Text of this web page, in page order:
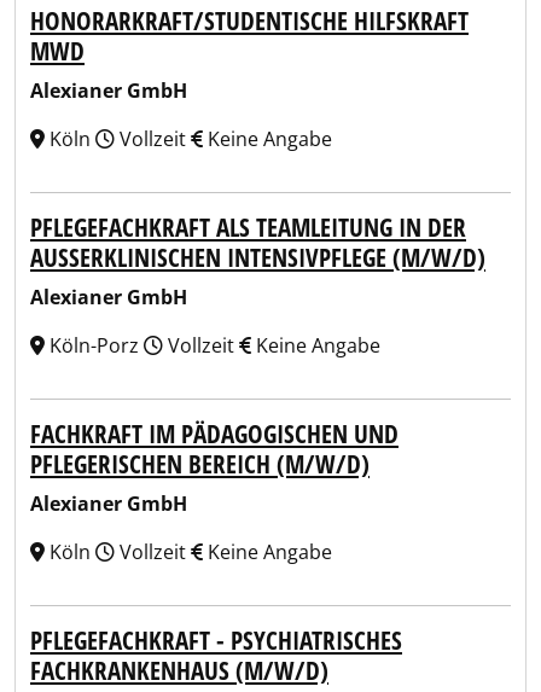
HONORARKRAFT/STUDENTISCHE HILFSKRAFT
MWD
Alexianer GmbH
Köln
Vollzeit Keine Angabe
PFLEGEFACHKRAFT ALS TEAMLEITUNG IN DER
AUSSERKLINISCHEN INTENSIVPFLEGE (M/W/D)
Alexianer GmbH
Köln-Porz
Vollzeit Keine Angabe
FACHKRAFT IM PÄDAGOGISCHEN UND
PFLEGERISCHEN BEREICH (M/W/D)
Alexianer GmbH
Köln
Vollzeit Keine Angabe
PFLEGEFACHKRAFT - PSYCHIATRISCHES
FACHKRANKENHAUS (M/W/D)